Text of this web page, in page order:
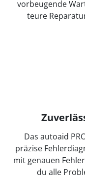
vorbeugende
teure
Das autoaid
präzise
mit genauen
du alle